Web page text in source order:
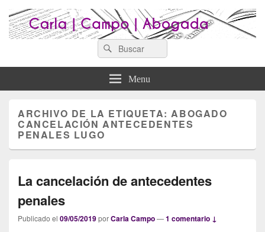
Abogados Lugo : Carla Campo
Abogada
Search
for:
Menu
ARCHIVO DE LA ETIQUETA:ABOGADO
CANCELACIÓN ANTECEDENTES
PENALES LUGO
La cancelación de antecedentes
penales
Publicado el 09/05/2019porCarla Campo—1 comentario ↓